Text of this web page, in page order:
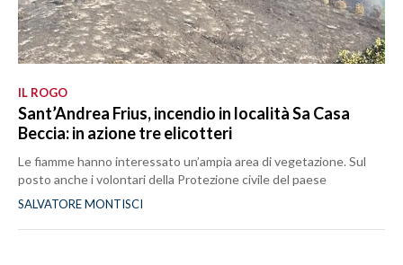
IL ROGO
Sant’Andrea Frius, incendio in località Sa Casa
Beccia: in azione tre elicotteri
Le fiamme hanno interessato un’ampia area di vegetazione. Sul
posto anche i volontari della Protezione civile del paese
SALVATORE MONTISCI